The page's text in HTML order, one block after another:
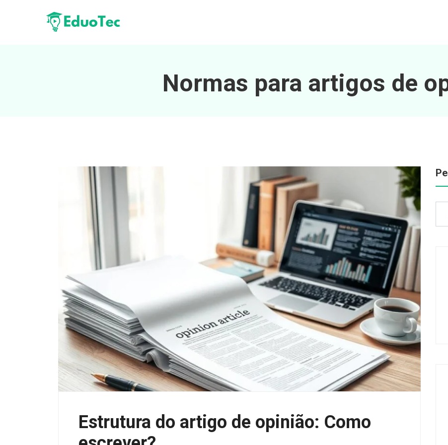
Normas para artigos de
Estrutura do artigo de opinião: Como